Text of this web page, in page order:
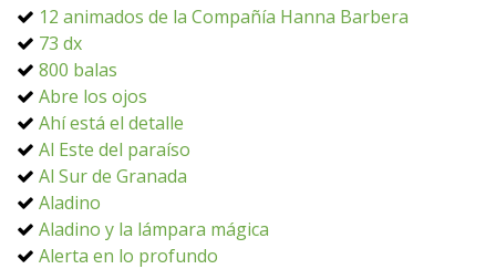
12 animados de la Compañía Hanna Barbera
73 dx
800 balas
Abre los ojos
Ahí está el detalle
Al Este del paraíso
Al Sur de Granada
Aladino
Aladino y la lámpara mágica
Alerta en lo profundo